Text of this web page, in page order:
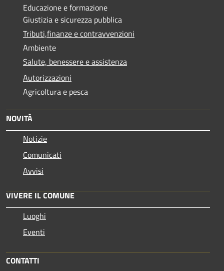
Educazione e formazione
Giustizia e sicurezza pubblica
Tributi,finanze e contravvenzioni
Ambiente
Salute, benessere e assistenza
Autorizzazioni
Agricoltura e pesca
NOVITÀ
Notizie
Comunicati
Avvisi
VIVERE IL COMUNE
Luoghi
Eventi
CONTATTI